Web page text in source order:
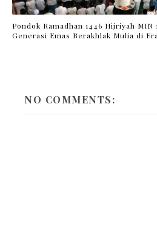
Pondok Ramadhan 1446 Hijriyah
Generasi Emas Berakhlak Mulia di
NO COMMENTS: